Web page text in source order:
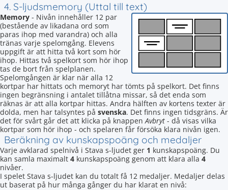
4. S-ljudsmemory (Uttal till text)
Memory - Nivån innehåller 12 par
(bestående av likadana ord som
paras ihop med varandra) och alla
tränas varje spelomgång. Elevens
uppgift är att hitta två kort som hör
ihop. Hittas två spelkort som hör ihop
tas de bort från spelplanen.
Spelomgången är klar när alla 12
kortpar har hittats och memoryt har tömts på spelkort. Det finns
ingen begränsning i antalet tillåtna missar, så det enda som
räknas är att alla kortpar hittas. Andra hälften av kortens texter är
dolda, men har talsyntes på svenska. Det finns ingen tidsgräns. Är
det för svårt går det att klicka på knappenAvbryt - då visas vilka
kortpar som hör ihop - och spelaren får försöka klara nivån igen.
Beräkning av kunskapspoäng och medaljer
Varje avklarad spelnivå i Stava s-ljudet ger 1 kunskapspoäng. Du
kan samla maximalt 4 kunskapspoäng genom att klara alla 4
nivåer.
I spelet Stava s-ljudet kan du totalt få 12 medaljer. Medaljer delas
ut baserat på hur många gånger du har klarat en nivå: